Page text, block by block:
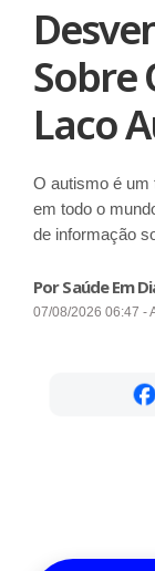
Sobre
Laco
O autismo é um
em todo o
de informação
Por Saúde Em
07/08/2026 06:47 -